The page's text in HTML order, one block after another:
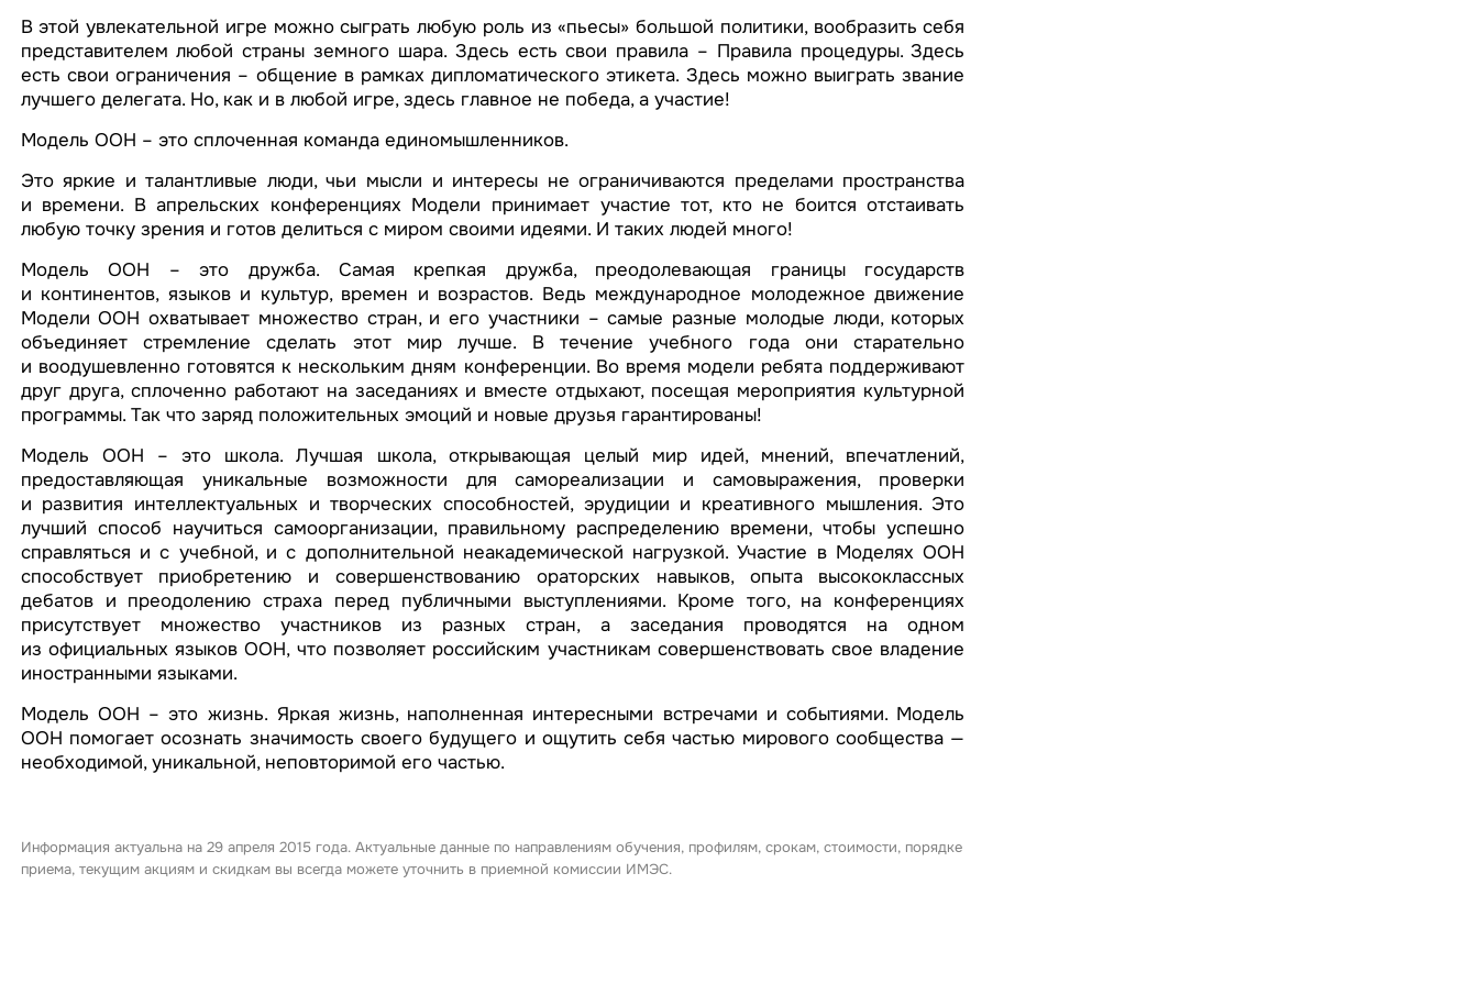
В этой увлекательной игре можно сыграть любую роль из «пьесы» большой политики, вообразить себя
представителем любой страны земного шара. Здесь есть свои правила – Правила процедуры. Здесь
есть свои ограничения – общение в рамках дипломатического этикета. Здесь можно выиграть звание
лучшего делегата. Но, как и в любой игре, здесь главное не победа, а участие!
Модель ООН – это сплоченная команда единомышленников.
Это яркие и талантливые люди, чьи мысли и интересы не ограничиваются пределами пространства
и времени. В апрельских конференциях Модели принимает участие тот, кто не боится отстаивать
любую точку зрения и готов делиться с миром своими идеями. И таких людей много!
Модель ООН – это дружба. Самая крепкая дружба, преодолевающая границы государств
и континентов, языков и культур, времен и возрастов. Ведь международное молодежное движение
Модели ООН охватывает множество стран, и его участники – самые разные молодые люди, которых
объединяет стремление сделать этот мир лучше. В течение учебного года они старательно
и воодушевленно готовятся к нескольким дням конференции. Во время модели ребята поддерживают
друг друга, сплоченно работают на заседаниях и вместе отдыхают, посещая мероприятия культурной
программы. Так что заряд положительных эмоций и новые друзья гарантированы!
Модель ООН – это школа. Лучшая школа, открывающая целый мир идей, мнений, впечатлений,
предоставляющая уникальные возможности для самореализации и самовыражения, проверки
и развития интеллектуальных и творческих способностей, эрудиции и креативного мышления. Это
лучший способ научиться самоорганизации, правильному распределению времени, чтобы успешно
справляться и с учебной, и с дополнительной неакадемической нагрузкой. Участие в Моделях ООН
способствует приобретению и совершенствованию ораторских навыков, опыта высококлассных
дебатов и преодолению страха перед публичными выступлениями. Кроме того, на конференциях
присутствует множество участников из разных стран, а заседания проводятся на одном
из официальных языков ООН, что позволяет российским участникам совершенствовать свое владение
иностранными языками.
Модель ООН – это жизнь. Яркая жизнь, наполненная интересными встречами и событиями. Модель
ООН помогает осознать значимость своего будущего и ощутить себя частью мирового сообщества —
необходимой, уникальной, неповторимой его частью.
Информация актуальна на 29 апреля 2015 года. Актуальные данные по направлениям обучения, профилям, срокам, стоимости, порядке
приема, текущим акциям и скидкам вы всегда можете уточнить в приемной комиссии ИМЭС.